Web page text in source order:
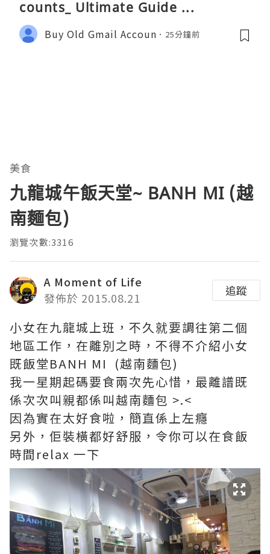
counts_ Ultimate Guide ...
Buy Old Gmail Accoun 25分鐘前
美食
九龍城午飯天堂~ BANH MI (越
南麵包)
瀏覽次數:3316
A Moment of Life
發佈於 2015.08.21
追蹤
小女在九龍城上班，不久就要調往第二個
地區工作，在離別之時，不得不介紹小女
既飯堂BANH MI (越南麵包)
我一星期起碼要食兩次先心惜，最離譜既
係次次叫親都係叫越南麵包 >.<
因為實在太好食啦，簡直係上左癮
另外，佢裝橫都好舒服，令你可以在食飯
時間relax 一下